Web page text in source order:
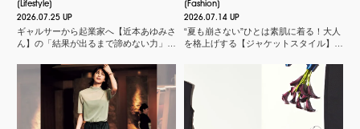
Lifestyle
2026.07.25 UP
ギャルサーから起業家へ【近本あゆみさ
ん】の「結果が出るまで諦めない力」と
Fashion
2026.07.14 UP
“夏も崩さない”ひとは素肌に着る！大人
を格上げする【ジャケットスタイル】厳